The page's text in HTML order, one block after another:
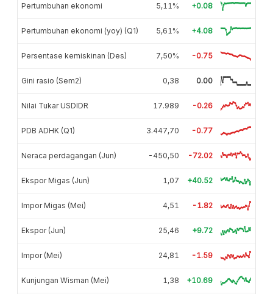
Pertumbuhan ekonomi 5,11% +0.08
Pertumbuhan ekonomi (yoy) (Q1) 5,61% +4.08
Persentase kemiskinan (Des) 7,50% -0.75
Gini rasio (Sem2) 0,38 0.00
Nilai Tukar USDIDR 17.989 -0.26
PDB ADHK (Q1) 3.447,70 -0.77
Neraca perdagangan (Jun) -450,50 -72.02
Ekspor Migas (Jun) 1,07 +40.52
Impor Migas (Mei) 4,51 -1.82
Ekspor (Jun) 25,46 +9.72
Impor (Mei) 24,81 -1.59
Kunjungan Wisman (Mei) 1,38 +10.69